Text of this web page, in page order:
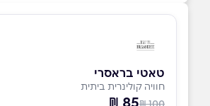
טאטי בראסרי
חוויה קולינרית ביתית
85 ₪